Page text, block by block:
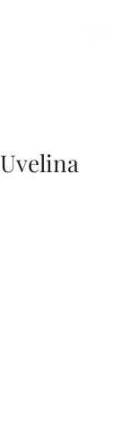
Uvelina